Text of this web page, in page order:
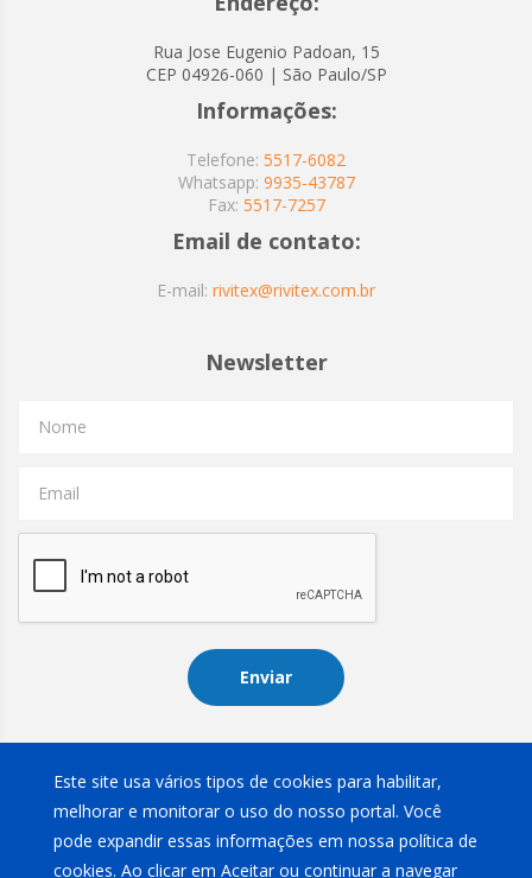
Este site usa vários tipos de cookies para habilitar,
melhorar e monitorar o uso do nosso portal. Você
pode expandir essas informações em nossa política de
cookies. Ao clicar em Aceitar ou continuar a navegar
Rua Jose Eugenio Padoan, 15
CEP 04926-060 | São Paulo/SP
Informações:
Telefone: 5517-6082
Whatsapp: 9935-43787
Fax: 5517-7257
Email de contato:
E-mail: rivitex@rivitex.com.br
Newsletter
Nome
Email
Enviar